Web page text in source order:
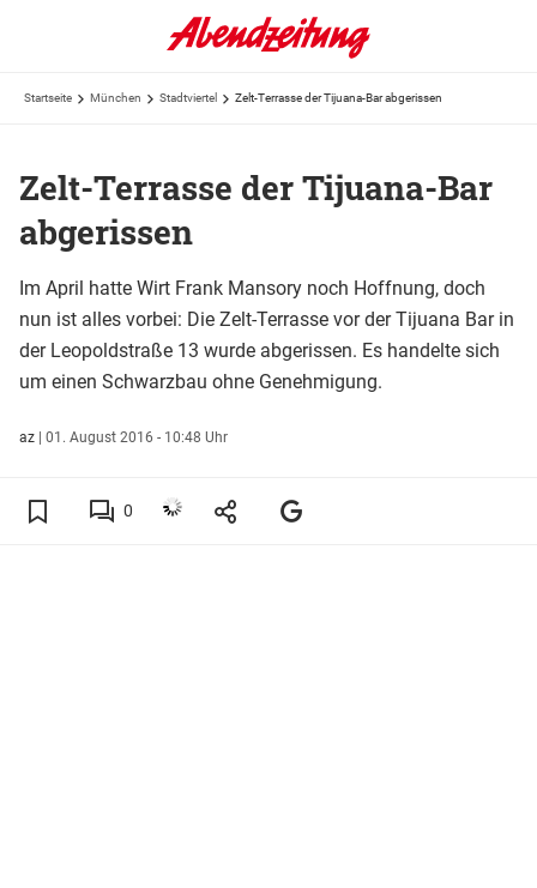
Startseite München Stadtviertel Zelt-Terrasse der Tijuana-Bar abgerissen
Zelt-Terrasse der Tijuana-Bar
abgerissen
Im April hatte Wirt Frank Mansory noch Hoffnung, doch
nun ist alles vorbei: Die Zelt-Terrasse vor der Tijuana Bar in
der Leopoldstraße 13 wurde abgerissen. Es handelte sich
um einen Schwarzbau ohne Genehmigung.
az | 01. August 2016 - 10:48 Uhr
0